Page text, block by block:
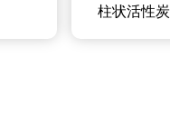
柱状活性炭